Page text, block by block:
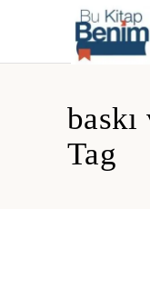
Tag